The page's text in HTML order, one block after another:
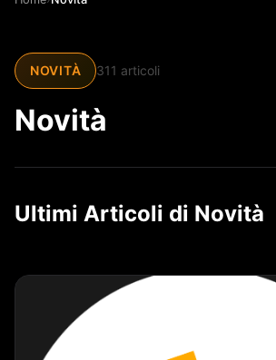
NOVITÀ 311 articoli
Novità
Ultimi Articoli di Novità